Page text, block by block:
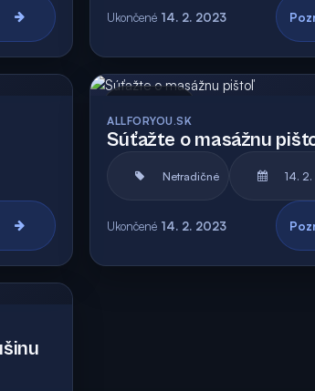
Ukončené 14. 2. 2023
ALLFORYOU.SK
Súťažte o masážnu
Netradičné 14.
Ukončené 14. 2. 2023